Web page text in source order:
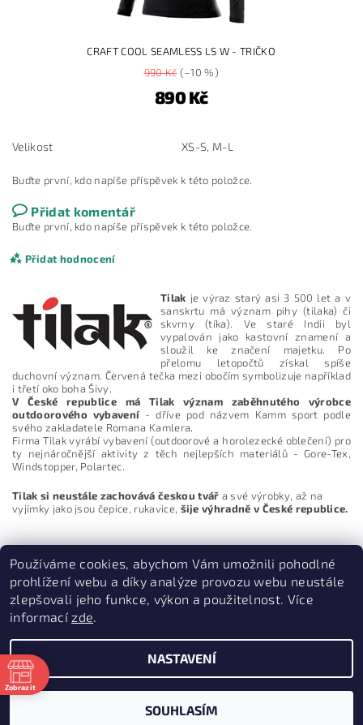
CRAFT COOL SEAMLESS LS W - TRIČKO
990 Kč(–10 %)
890 Kč
Velikost XS-S, M-L
Buďte první, kdo napíše příspěvek k této položce.
Přidat komentář
Buďte první, kdo napíše příspěvek k této položce.
Přidat hodnocení
Vložením hodnocení souhlasíte s podmínkami ochrany
Tilak je výraz starý asi 3 500 let a v
sanskrtu má význam pihy (tilaka) či
skvrny (tíka). Ve staré Indii byl
vypalován jako kastovní znamení a
sloužil ke značení majetku. Po
přelomu letopočtů získal spíše
duchovní význam. Červená tečka mezi obočím symbolizuje například
i třetí oko boha Šivy.
V České republice má Tilak význam zaběhnutého výrobce
outdoorového vybavení - dříve pod názvem Kamm sport podle
svého zakladatele Romana Kamlera.
Firma Tilak vyrábí vybavení (outdoorové a horolezecké oblečení) pro
ty nejnáročnější aktivity z těch nejlepších materiálů - Gore-Tex,
Windstopper, Polartec.
Tilak si neustále zachovává českou tvář a své výrobky, až na
vyjímky jako jsou čepice, rukavice, šije výhradně v České republice.
PruvodceNakopce.Cz
2026 © Quill outdoor, všechna práva vyhrazena
Vytvořil Shoptet
Zobrazit
Používáme cookies, abychom Vám umožnili pohodlné
prohlížení webu a díky analýze provozu webu neustále
zlepšovali jeho funkce, výkon a použitelnost. Více
informacízde.
NASTAVENÍ
SOUHLASÍM